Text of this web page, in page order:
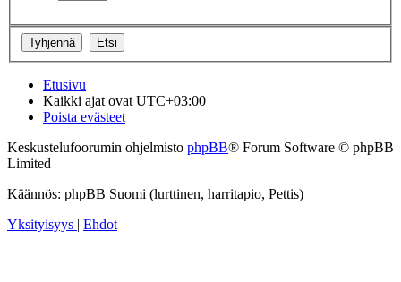
Etusivu
Kaikki ajat ovat UTC+03:00
Poista evästeet
Keskustelufoorumin ohjelmisto phpBB® Forum Software © phpBB
Limited
Käännös: phpBB Suomi (lurttinen, harritapio, Pettis)
Yksityisyys | Ehdot